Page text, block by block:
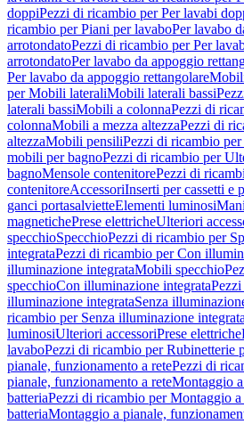
doppiPezzi di ricambio per Per lavabi
ricambio per Piani per lavaboPer lavabo
arrotondatoPezzi di ricambio per Per
arrotondatoPer lavabo da appoggio
Per lavabo da appoggio rettangolare
per Mobili lateraliMobili laterali bassi
laterali bassiMobili a colonnaPezzi di
colonnaMobili a mezza altezzaPezzi di
altezzaMobili pensiliPezzi di ricambio
mobili per bagnoPezzi di ricambio per
bagnoMensole contenitorePezzi di
contenitoreAccessoriInserti per cassetti e
ganci portasalvietteElementi luminosi
magnetichePrese elettricheUlteriori
specchioSpecchioPezzi di ricambio per
integrataPezzi di ricambio per Con
illuminazione integrataMobili specchio
specchioCon illuminazione integrata
illuminazione integrataSenza
ricambio per Senza illuminazione integrata
luminosiUlteriori accessoriPrese elettriche
lavaboPezzi di ricambio per Rubinetterie
pianale, funzionamento a retePezzi di
pianale, funzionamento a reteMontaggio
batteriaPezzi di ricambio per Montaggio
batteriaMontaggio a pianale,